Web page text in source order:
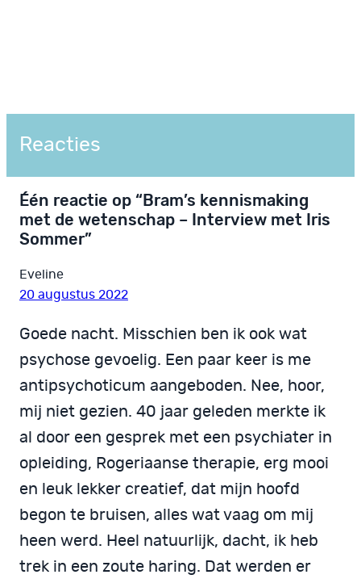
Reacties
Één reactie op “Bram’s kennismaking
met de wetenschap – Interview met Iris
Sommer”
Eveline
20 augustus 2022
Goede nacht. Misschien ben ik ook wat
psychose gevoelig. Een paar keer is me
antipsychoticum aangeboden. Nee, hoor,
mij niet gezien. 40 jaar geleden merkte ik
al door een gesprek met een psychiater in
opleiding, Rogeriaanse therapie, erg mooi
en leuk lekker creatief, dat mijn hoofd
begon te bruisen, alles wat vaag om mij
heen werd. Heel natuurlijk, dacht, ik heb
trek in een zoute haring. Dat werden er